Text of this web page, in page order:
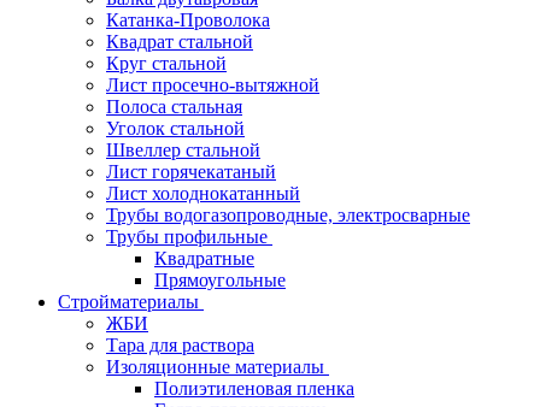
Катанка-Проволока
Квадрат стальной
Круг стальной
Лист просечно-вытяжной
Полоса стальная
Уголок стальной
Швеллер стальной
Лист горячекатаный
Лист холоднокатанный
Трубы водогазопроводные, электросварные
Трубы профильные
Квадратные
Прямоугольные
Стройматериалы
ЖБИ
Тара для раствора
Изоляционные материалы
Полиэтиленовая пленка